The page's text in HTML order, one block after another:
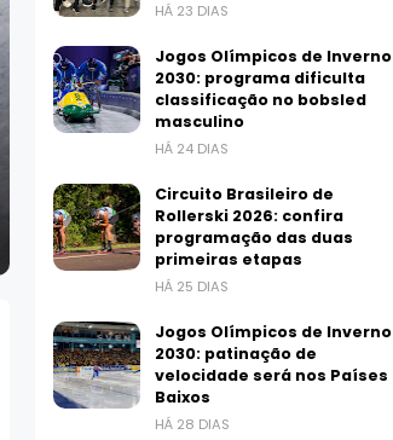
HÁ 23 DIAS
Jogos Olímpicos de Inverno
2030: programa dificulta
classificação no bobsled
masculino
HÁ 24 DIAS
Circuito Brasileiro de
Rollerski 2026: confira
programação das duas
primeiras etapas
HÁ 25 DIAS
Jogos Olímpicos de Inverno
2030: patinação de
velocidade será nos Países
Baixos
HÁ 28 DIAS